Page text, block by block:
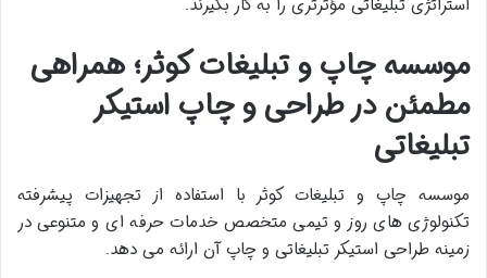
استراتژی تبلیغاتی مؤثرتری را به کار بگیرند.
موسسه چاپ و تبلیغات کوثر؛ همراهی
مطمئن در طراحی و چاپ استیکر
تبلیغاتی
موسسه چاپ و تبلیغات کوثر با استفاده از تجهیزات پیشرفته
تکنولوژی های روز و تیمی متخصص خدمات حرفه ای و متنوعی در
زمینه طراحی استیکر تبلیغاتی و چاپ آن ارائه می دهد.